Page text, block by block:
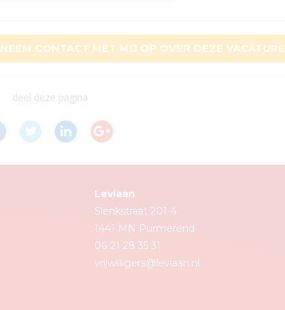
NEEM CONTACT MET MIJ OP OVER DEZE VACATURE
deel deze pagina
Leviaan
Slenkstraat 201-4
1441 MN Purmerend
06-21 28 35 31
vrijwilligers@leviaan.nl